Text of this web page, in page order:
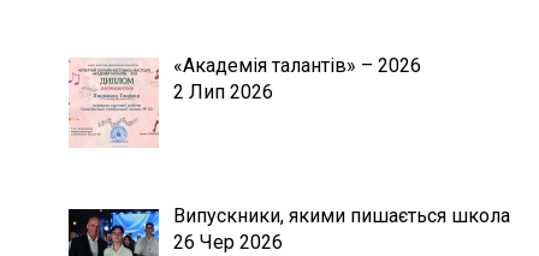
«Академія талантів» – 2026
2 Лип 2026
Випускники, якими пишається школа
26 Чер 2026